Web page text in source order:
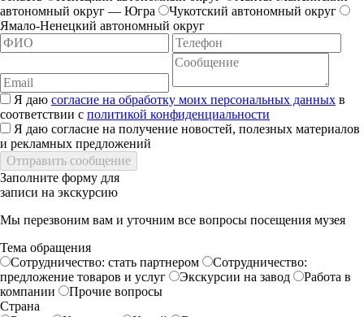
автономный округ — Югра
Чукотский автономный округ
Ямало-Ненецкий автономный округ
Я даю согласие на обработку моих персональных данных в
соответствии с политикой конфиденциальности
Я даю согласие на получение новостей, полезных материалов
и рекламных предложений
Заполните форму для
записи на экскурсию
Мы перезвоним вам и уточним все вопросы посещения музея
Тема обращения
Сотрудничество: стать партнером
Сотрудничество:
предложение товаров и услуг
Экскурсии на завод
Работа в
компании
Прочие вопросы
Страна